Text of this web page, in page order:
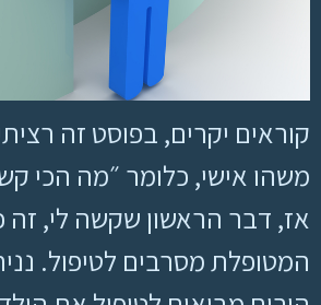
קוראים יקרים, בפוסט זה
משהו אישי, כלומר ״מה הכי
אז, דבר הראשון שקשה לי, זה
המטופלת מסרבים לטיפול.